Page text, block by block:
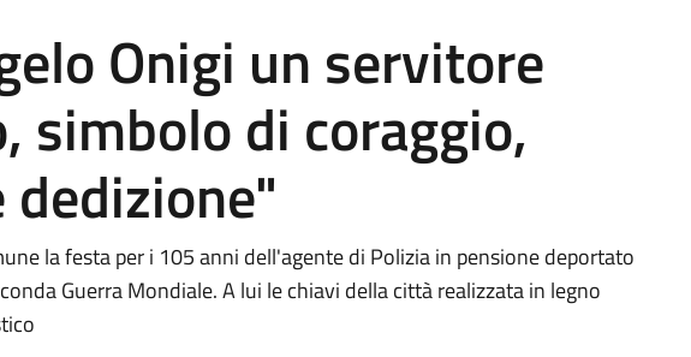
Onigi un servitore
simbolo di coraggio,
la festa per i 105 anni dell'agente di Polizia in pensione deportato
Guerra Mondiale. A lui le chiavi della città realizzata in legno